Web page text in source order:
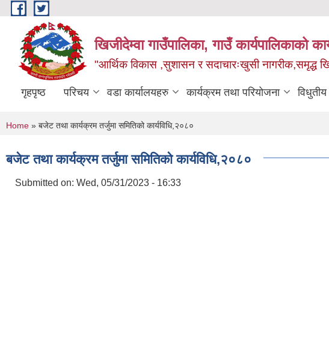
Skip to main content
खिजीदेम्वा गाउँपालिका, गाउँ
"आर्थिक विकास ,सुशासन र सदाचारःखुसी नागरीक,समृद्ध
गृहपृष्ठ परिचय वडा कार्यालयहरु कार्यक्रम तथा परियोजना
You are here
Home » बजेट तथा कार्यक्रम तर्जुमा समितिको कार्यविधि,२०८०
बजेट तथा कार्यक्रम तर्जुमा समितिको कार्यविधि,२०८०
Submitted on: Wed, 05/31/2023 - 16:33